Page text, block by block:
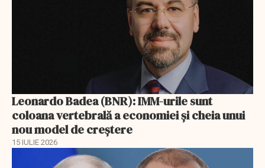
Leonardo Badea (BNR): IMM-urile sunt
coloana vertebrală a economiei și cheia unui
nou model de creștere
15 IULIE 2026